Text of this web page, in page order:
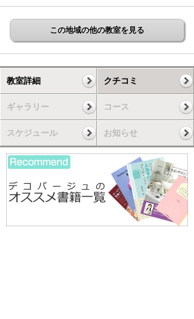
この地域の他の教室を見る
教室詳細 クチコミ
ギャラリー コース
スケジュール お知らせ